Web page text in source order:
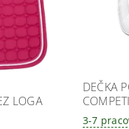
LOGA
DEČKA
3-7